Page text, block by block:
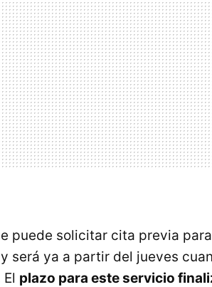
puede solicitar cita previa
será ya a partir del jueves
plazo para este servicio